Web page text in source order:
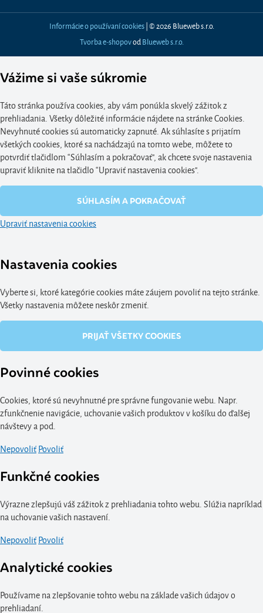
Informácie o používaní cookies| © 2026 Blueweb s.r.o.
Tvorba e-shopovod Blueweb s.r.o.
Vážime si vaše súkromie
Táto stránka používa cookies, aby vám ponúkla skvelý zážitok z
prehliadania. Všetky dôležité informácie nájdete na stránke Cookies.
Nevyhnuté cookies sú automaticky zapnuté. Ak súhlasíte s prijatím
všetkých cookies, ktoré sa nachádzajú na tomto webe, môžete to
potvrdiť tlačidlom “Súhlasím a pokračovať", ak chcete svoje nastavenia
upraviť kliknite na tlačidlo “Upraviť nastavenia cookies".
SÚHLASÍM A POKRAČOVAŤ
Upraviť nastavenia cookies
Nastavenia cookies
Vyberte si, ktoré kategórie cookies máte záujem povoliť na tejto stránke.
Všetky nastavenia môžete neskôr zmeniť.
PRIJAŤ VŠETKY COOKIES
Povinné cookies
Cookies, ktoré sú nevyhnutné pre správne fungovanie webu. Napr.
zfunkčnenie navigácie, uchovanie vašich produktov v košíku do ďalšej
návštevy a pod.
NepovoliťPovoliť
Funkčné cookies
Výrazne zlepšujú váš zážitok z prehliadania tohto webu. Slúžia napríklad
na uchovanie vašich nastavení.
NepovoliťPovoliť
Analytické cookies
Používame na zlepšovanie tohto webu na základe vašich údajov o
prehliadaní.